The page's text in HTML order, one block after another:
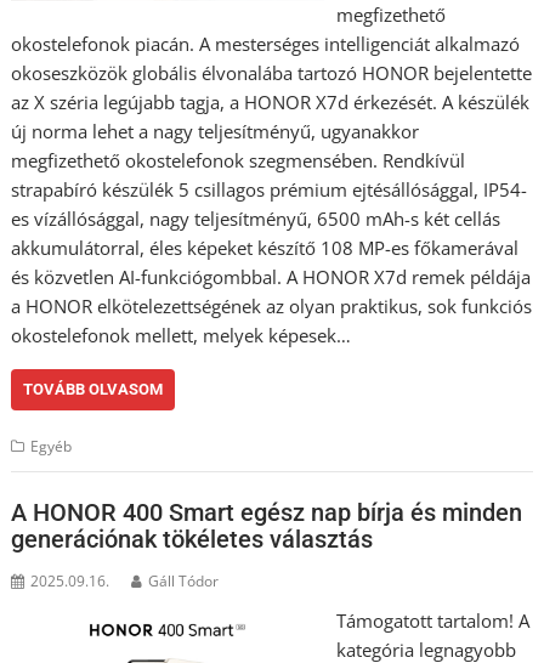
megfizethető
okostelefonok piacán. A mesterséges intelligenciát alkalmazó
okoseszközök globális élvonalába tartozó HONOR bejelentette
az X széria legújabb tagja, a HONOR X7d érkezését. A készülék
új norma lehet a nagy teljesítményű, ugyanakkor
megfizethető okostelefonok szegmensében. Rendkívül
strapabíró készülék 5 csillagos prémium ejtésállósággal, IP54-
es vízállósággal, nagy teljesítményű, 6500 mAh-s két cellás
akkumulátorral, éles képeket készítő 108 MP-es főkamerával
és közvetlen AI-funkciógombbal. A HONOR X7d remek példája
a HONOR elkötelezettségének az olyan praktikus, sok funkciós
okostelefonok mellett, melyek képesek…
TOVÁBB OLVASOM
Egyéb
A HONOR 400 Smart egész nap bírja és minden
generációnak tökéletes választás
2025.09.16. Gáll Tódor
Támogatott tartalom! A
kategória legnagyobb